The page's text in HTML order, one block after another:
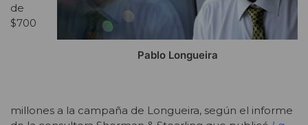
Pablo Longueira
de
$700
millones a la campaña de Longueira, según el informe